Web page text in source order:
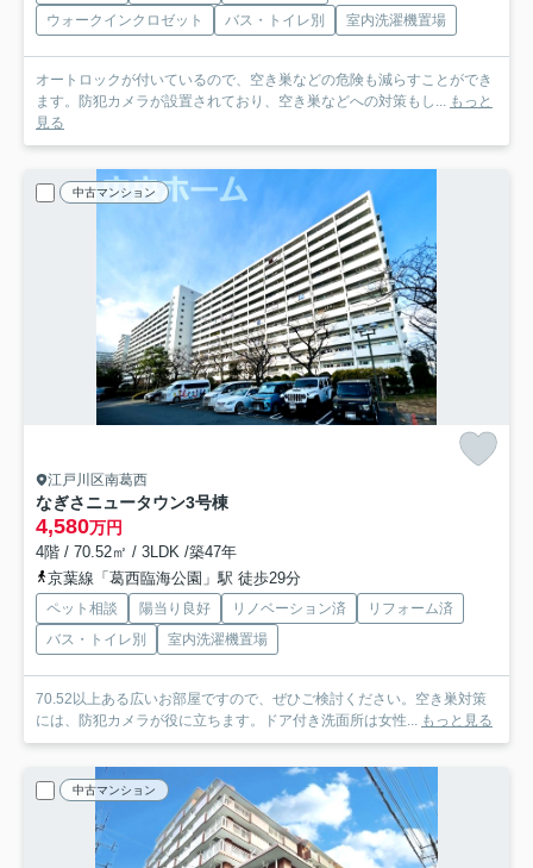
ウォークインクロゼット
バス・トイレ別 室内洗濯機置場
オートロックが付いているので、空き巣などの危険も減らすことができ
ます。防犯カメラが設置されており、空き巣などへの対策もし... もっと
見る
中古マンション
江戸川区南葛西
なぎさニュータウン3号棟
4,580万円
4階 / 70.52㎡ / 3LDK /築47年
京葉線「葛西臨海公園」駅 徒歩29分
ペット相談 陽当り良好 リノベーション済
リフォーム済
バス・トイレ別
室内洗濯機置場
70.52以上ある広いお部屋ですので、ぜひご検討ください。空き巣対策
には、防犯カメラが役に立ちます。ドア付き洗面所は女性... もっと見る
中古マンション